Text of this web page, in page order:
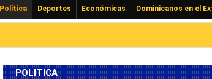
Política Deportes Económicas Dominicanos en el
POLITICA